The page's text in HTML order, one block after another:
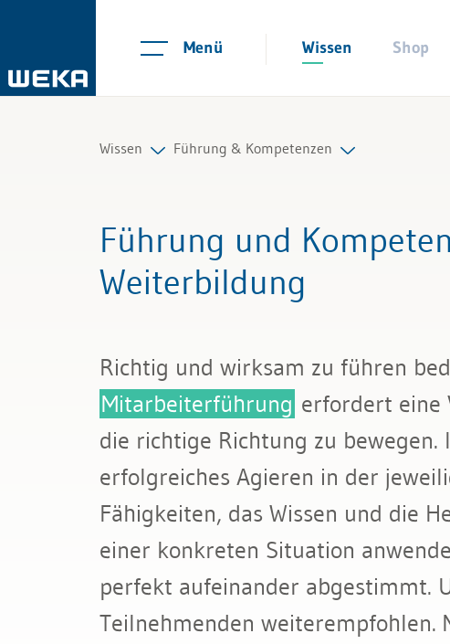
Menü Wissen Shop
Wissen
Management
Führung & Kompetenzen
Recht
Bau & Immobilien
Führung & Kompetenzen
Selbstmanagement
Kommunikation und Auftritt
Führung und
Weiterbildung
Richtig und wirksam zu führen
Mitarbeiterführung erfordert eine
die richtige Richtung zu
erfolgreiches Agieren in der
Fähigkeiten, das Wissen und die
einer konkreten Situation
perfekt aufeinander abgestimmt.
Teilnehmenden weiterempfohlen.